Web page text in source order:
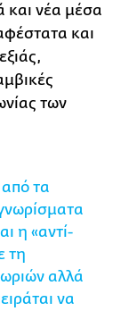
και νέα μέσα
και
των
τα
η «αντί-
τη
αλλά
να